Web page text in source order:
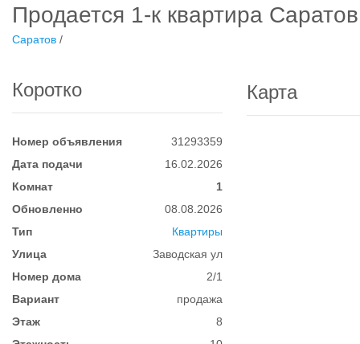
Продается 1-к квартира
Саратов /
Коротко
Номер объявления
31293359
Дата подачи
16.02.2026
Комнат
1
Обновленно
08.08.2026
Тип
Квартиры
Улица
Заводская ул
Номер дома
2/1
Вариант
продажа
Этаж
8
Карта